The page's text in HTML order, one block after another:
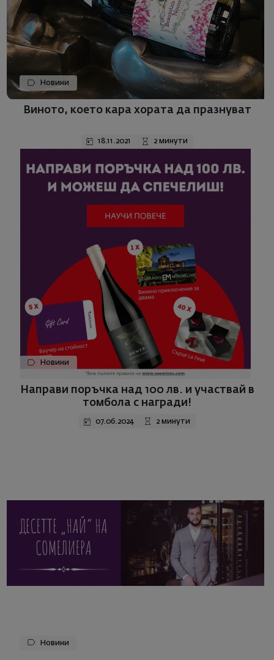
Новини
Виното, което кара хората да празнувaт
18.11.2021 2 минути
Новини
Направи поръчка над 100 лв. и участвай в
томбола с награди!
07.06.2024 2 минути
Новини